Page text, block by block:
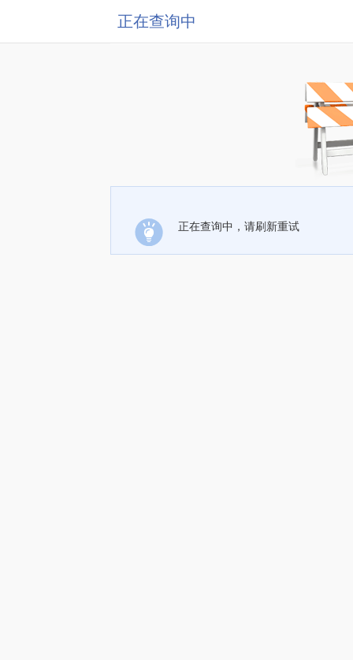
正在查询中
正在查询中，请刷新重试